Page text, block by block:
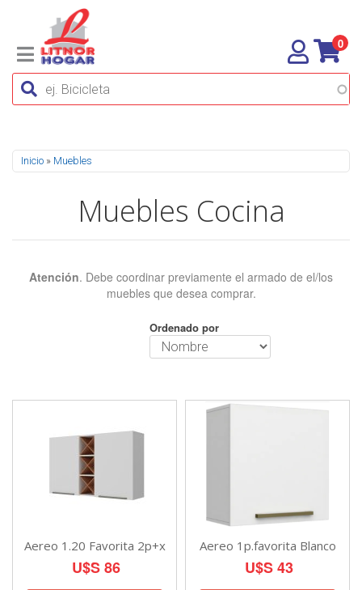
0
Se encuentra usted aquí
Inicio » Muebles
Muebles Cocina
Atención. Debe coordinar previamente el armado de el/los
muebles que desea comprar.
Ordenado por
Aereo 1.20 Favorita 2p+x
U$S 86
Aereo 1p.favorita Blanco
U$S 43